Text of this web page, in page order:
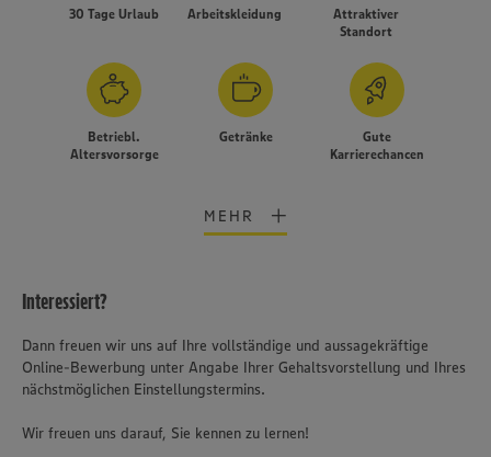
30 Tage Urlaub Arbeitskleidung
Attraktiver
Standort
Betriebl.
Altersvorsorge
Getränke
Gute
Karrierechancen
MEHR
Interessiert?
Dann freuen wir uns auf Ihre vollständige und aussagekräftige
Online-Bewerbung unter Angabe Ihrer Gehaltsvorstellung und Ihres
nächstmöglichen Einstellungstermins.
Wir freuen uns darauf, Sie kennen zu lernen!